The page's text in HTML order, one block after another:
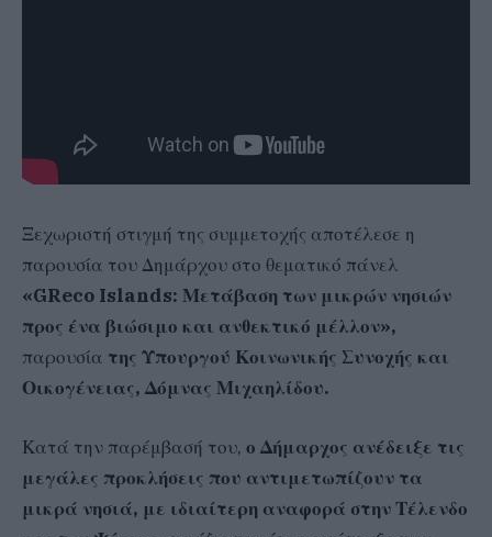
Ξεχωριστή στιγμή της συμμετοχής αποτέλεσε η
παρουσία του Δημάρχου στο θεματικό πάνελ
«GReco Islands: Μετάβαση των μικρών νησιών
προς ένα βιώσιμο και ανθεκτικό μέλλον»,
παρουσία της Υπουργού Κοινωνικής Συνοχής και
Οικογένειας, Δόμνας Μιχαηλίδου.
Κατά την παρέμβασή του, ο Δήμαρχος ανέδειξε τις
μεγάλες προκλήσεις που αντιμετωπίζουν τα
μικρά νησιά, με ιδιαίτερη αναφορά στην Τέλενδο